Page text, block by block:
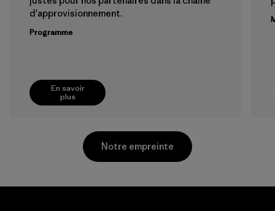
En savoir
plus
d'approvisionnement.
Programme
Notre empreinte